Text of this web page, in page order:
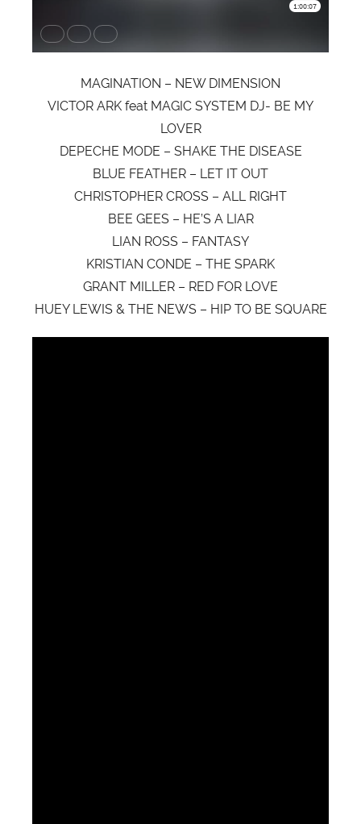
MAGINATION – NEW DIMENSION
VICTOR ARK feat MAGIC SYSTEM DJ- BE MY
LOVER
DEPECHE MODE – SHAKE THE DISEASE
BLUE FEATHER – LET IT OUT
CHRISTOPHER CROSS – ALL RIGHT
BEE GEES – HE’S A LIAR
LIAN ROSS – FANTASY
KRISTIAN CONDE – THE SPARK
GRANT MILLER – RED FOR LOVE
HUEY LEWIS & THE NEWS – HIP TO BE SQUARE